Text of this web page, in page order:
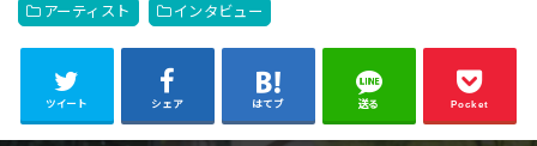
アーティスト インタビュー
ツイート シェア はてブ 送る Pocket